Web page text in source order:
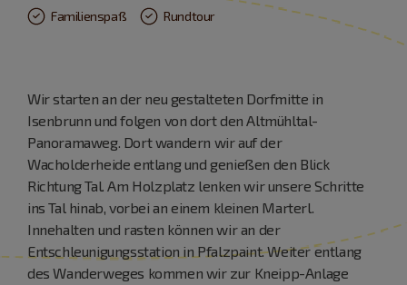
Familienspaß
Rundtour
Wir starten an der neu gestalteten Dorfmitte in
Isenbrunn und folgen von dort den Altmühltal-
Panoramaweg. Dort wandern wir auf der
Wacholderheide entlang und genießen den Blick
Richtung Tal. Am Holzplatz lenken wir unsere Schritte
ins Tal hinab, vorbei an einem kleinen Marterl.
Innehalten und rasten können wir an der
Entschleunigungsstation in Pfalzpaint. Weiter entlang
des Wanderweges kommen wir zur Kneipp-Anlage